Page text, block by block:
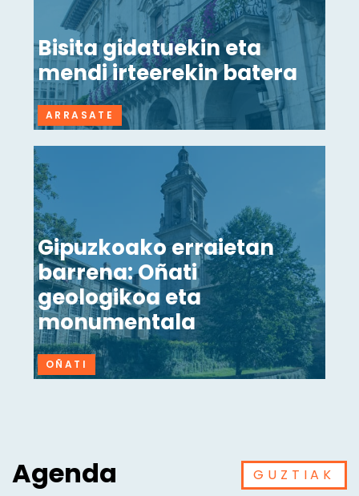
Bisita gidatuekin eta
mendi irteerekin batera
ARRASATE
Gipuzkoako erraietan
barrena: Oñati
geologikoa eta
monumentala
OÑATI
Agenda GUZTIAK